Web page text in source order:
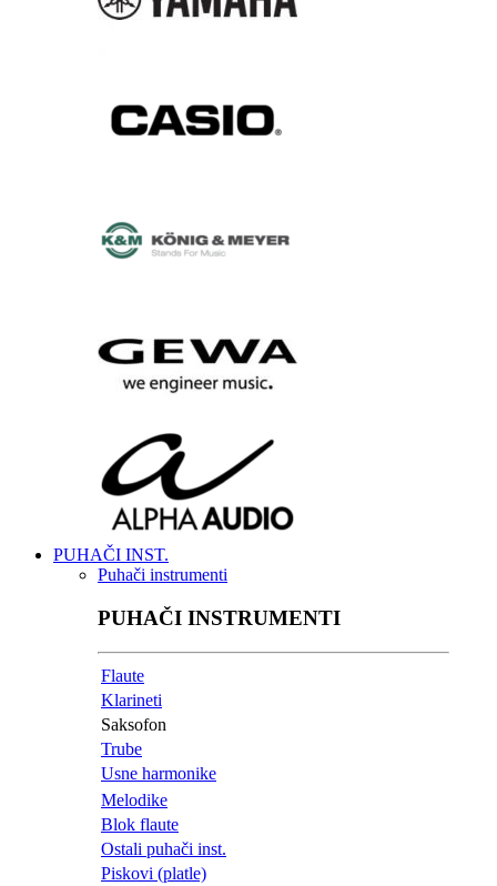
PUHAČI INST.
Puhači instrumenti
PUHAČI INSTRUMENTI
Flaute
Klarineti
Saksofon
Trube
Usne harmonike
Melodike
Blok flaute
Ostali puhači inst.
Piskovi (platle)